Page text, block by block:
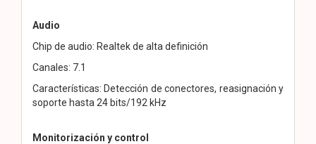
Audio
Chip de audio: Realtek de alta definición
Canales: 7.1
Características: Detección de conectores, reasignación y
soporte hasta 24 bits/192 kHz
Monitorización y control